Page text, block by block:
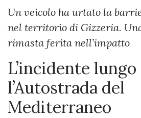
Un veicolo ha urtato la
nel territorio di Gizzeria.
rimasta ferita nell’impatto
L’incidente lungo
l’Autostrada del
Mediterraneo